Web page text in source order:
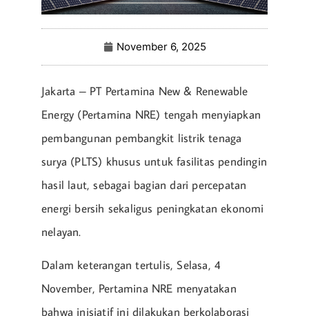
November 6, 2025
Jakarta – PT Pertamina New & Renewable
Energy (Pertamina NRE) tengah menyiapkan
pembangunan pembangkit listrik tenaga
surya (PLTS) khusus untuk fasilitas pendingin
hasil laut, sebagai bagian dari percepatan
energi bersih sekaligus peningkatan ekonomi
nelayan.
Dalam keterangan tertulis, Selasa, 4
November, Pertamina NRE menyatakan
bahwa inisiatif ini dilakukan berkolaborasi